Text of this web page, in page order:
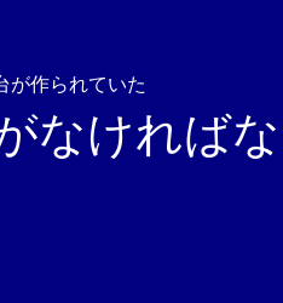
が作られていた
なければ